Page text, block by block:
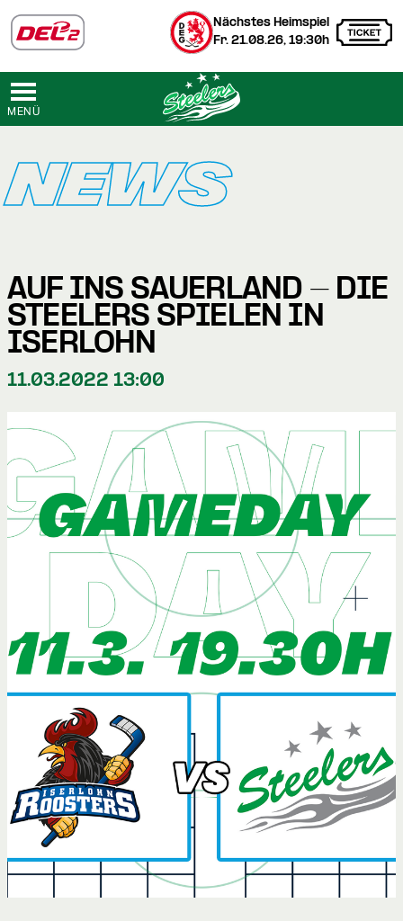
Nächstes Heimspiel
Fr. 21.08.26, 19:30h
MENÜ
NEWS
AUF INS SAUERLAND - DIE
STEELERS SPIELEN IN
ISERLOHN
11.03.2022 13:00